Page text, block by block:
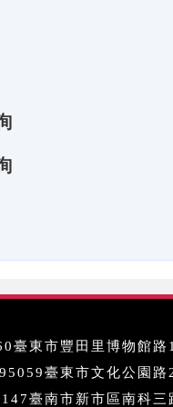
臺東市豐田里博物館
臺東市文化公園
臺南市新市區南科